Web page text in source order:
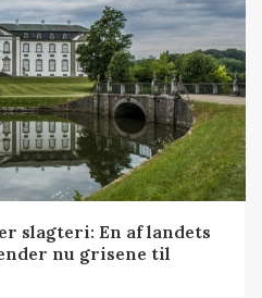
slagteri: En af landets
nu grisene til